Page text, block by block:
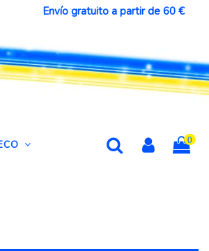
Envío gratuito a partir de 60 €
0